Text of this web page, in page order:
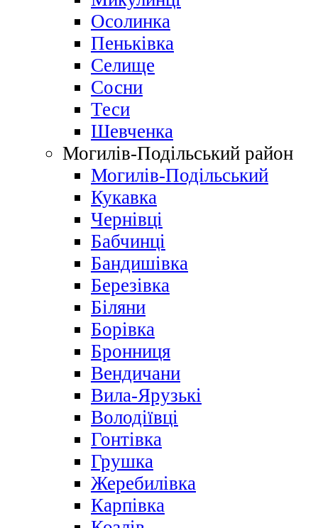
Осолинка
Пеньківка
Селище
Сосни
Теси
Шевченка
Могилів-Подільський район
Могилів-Подільський
Кукавка
Чернівці
Бабчинці
Бандишівка
Березівка
Біляни
Борівка
Бронниця
Вендичани
Вила-Ярузькі
Володіївці
Гонтівка
Грушка
Жеребилівка
Карпівка